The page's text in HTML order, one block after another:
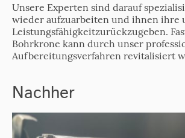
Unsere Experten sind darauf
wieder aufzuarbeiten und ihnen ihre
Leistungsfähigkeitzurückzugeben.
Bohrkrone kann durch unser
Aufbereitungsverfahren revitalisiert
Nachher